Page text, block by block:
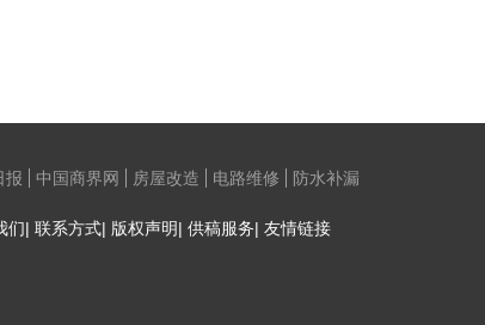
报 中国商界网 房屋改造 电路维修
防水补漏
们| 联系方式| 版权声明| 供稿服务| 友情链接